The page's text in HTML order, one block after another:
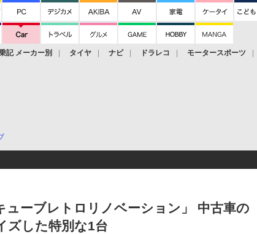
記 メーカー別 タイヤ ナビ ドラレコ モータースポーツ
ューブレトロリノベーション」 中古車の
ズした特別な1台